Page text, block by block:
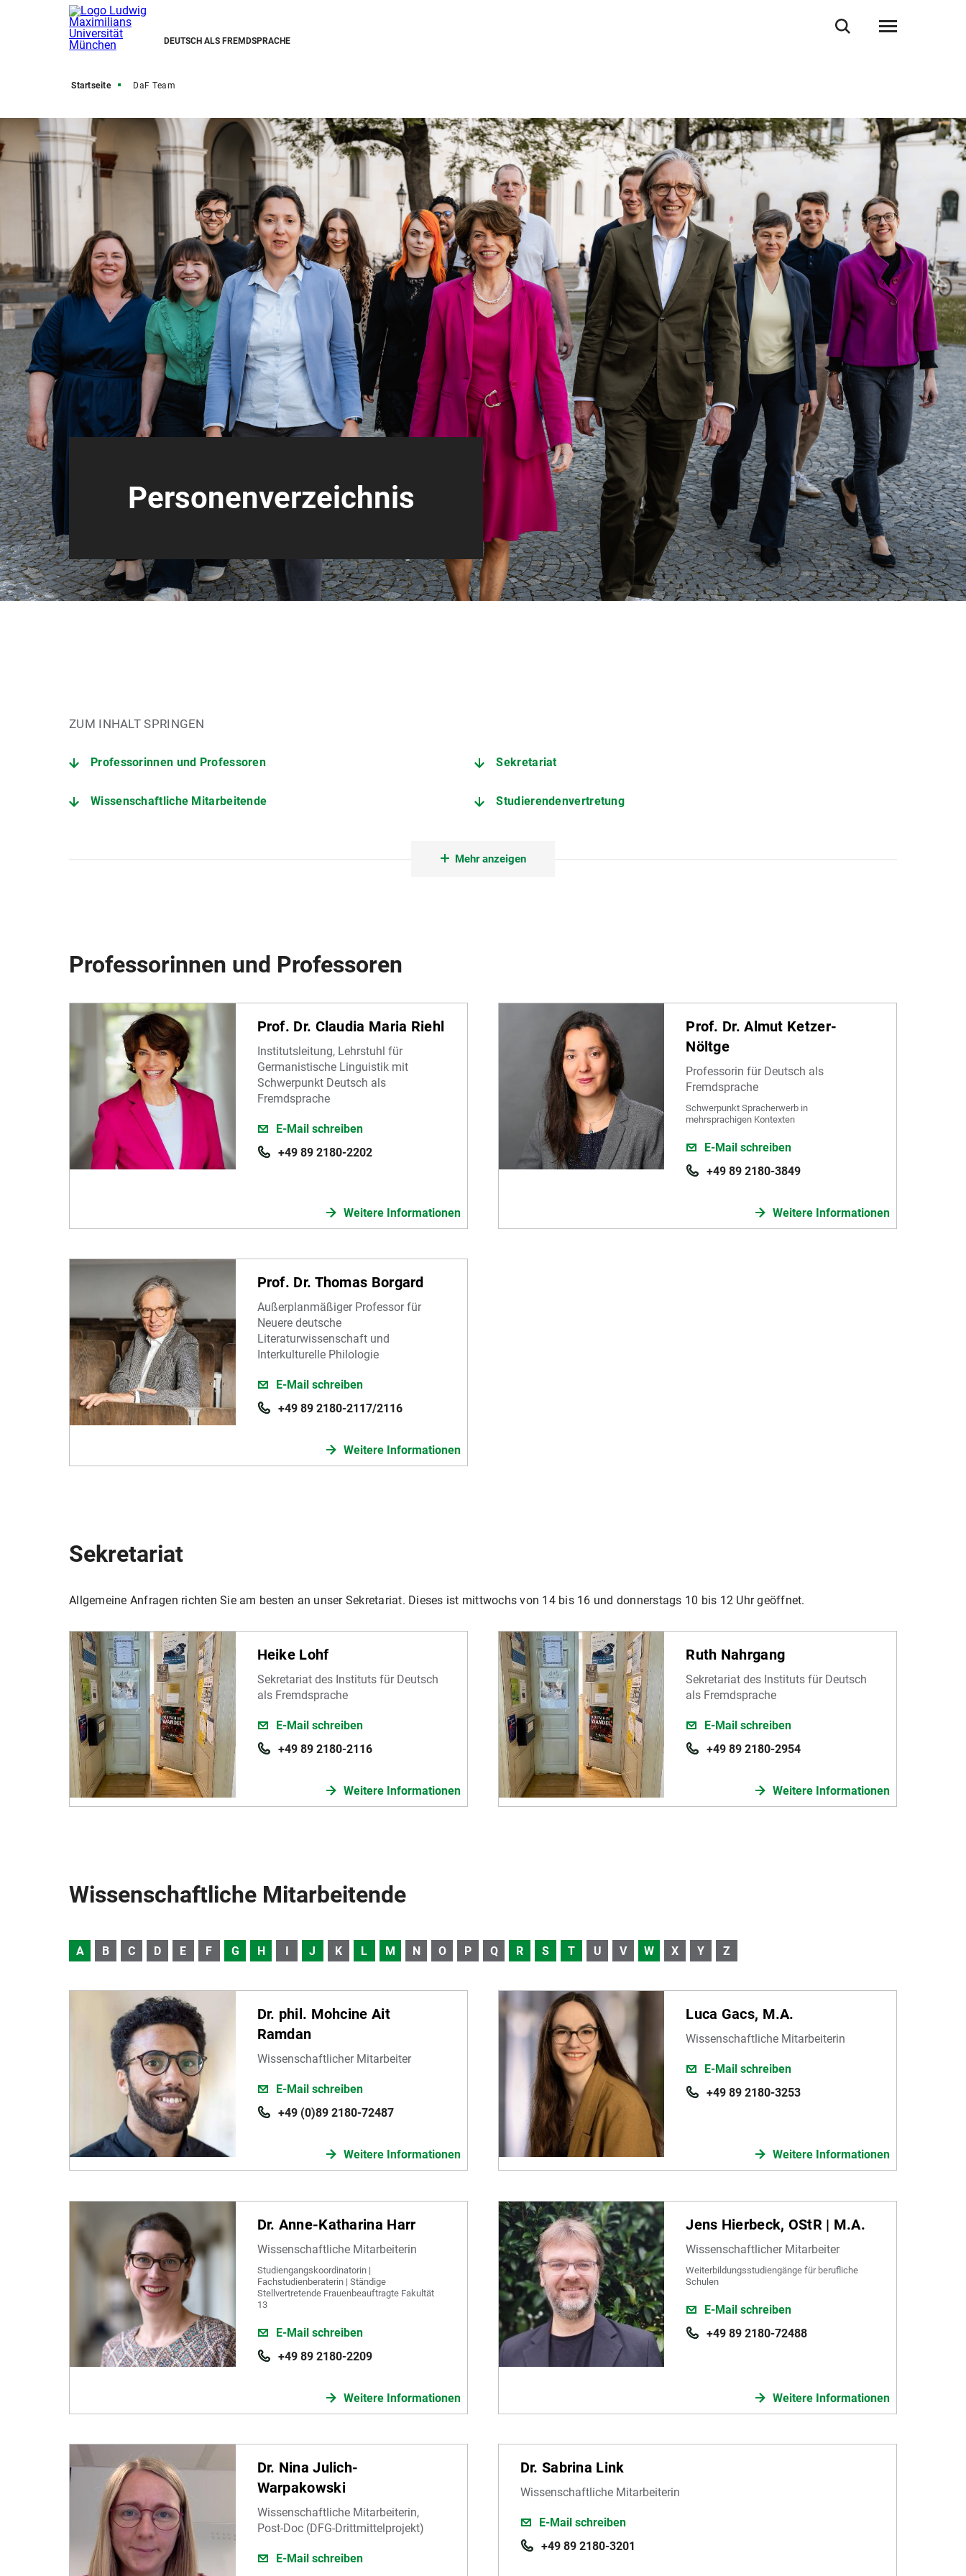
DEUTSCH ALS FREMDSPRACHE
Startseite DaF Team
Personenverzeichnis
ZUM INHALT SPRINGEN
Professorinnen und Professoren Sekretariat
Wissenschaftliche Mitarbeitende Studierendenvertretung
Mehr anzeigen
Professorinnen und Professoren
Prof. Dr. Claudia Maria Riehl
Institutsleitung, Lehrstuhl für
Germanistische Linguistik mit
Schwerpunkt Deutsch als
Fremdsprache
E-Mail schreiben
+49 89 2180-2202
Weitere Informationen
Prof. Dr. Almut Ketzer-
Nöltge
Professorin für Deutsch als
Fremdsprache
Schwerpunkt Spracherwerb in
mehrsprachigen Kontexten
E-Mail schreiben
+49 89 2180-3849
Weitere Informationen
Prof. Dr. Thomas Borgard
Außerplanmäßiger Professor für
Neuere deutsche
Literaturwissenschaft und
Interkulturelle Philologie
E-Mail schreiben
+49 89 2180-2117/2116
Weitere Informationen
Sekretariat
Allgemeine Anfragen richten Sie am besten an unser Sekretariat. Dieses ist mittwochs von 14 bis 16 und donnerstags 10 bis 12 Uhr geöffnet.
Heike Lohf
Sekretariat des Instituts für Deutsch
als Fremdsprache
E-Mail schreiben
+49 89 2180-2116
Weitere Informationen
Ruth Nahrgang
Sekretariat des Instituts für Deutsch
als Fremdsprache
E-Mail schreiben
+49 89 2180-2954
Weitere Informationen
Wissenschaftliche Mitarbeitende
A B C D E F G H J K L M N O P Q R S T U V W X Y Z
Dr. phil. Mohcine Ait
Ramdan
Wissenschaftlicher Mitarbeiter
E-Mail schreiben
+49 (0)89 2180-72487
Weitere Informationen
Luca Gacs, M.A.
Wissenschaftliche Mitarbeiterin
E-Mail schreiben
+49 89 2180-3253
Weitere Informationen
Dr. Anne-Katharina Harr
Wissenschaftliche Mitarbeiterin
Studiengangskoordinatorin |
Fachstudienberaterin | Ständige
Stellvertretende Frauenbeauftragte Fakultät
13
E-Mail schreiben
+49 89 2180-2209
Weitere Informationen
Jens Hierbeck, OStR | M.A.
Wissenschaftlicher Mitarbeiter
Weiterbildungsstudiengänge für berufliche
Schulen
E-Mail schreiben
+49 89 2180-72488
Weitere Informationen
Dr. Nina Julich-
Warpakowski
Wissenschaftliche Mitarbeiterin,
Post-Doc (DFG-Drittmittelprojekt)
E-Mail schreiben
Dr. Sabrina Link
Wissenschaftliche Mitarbeiterin
E-Mail schreiben
+49 89 2180-3201